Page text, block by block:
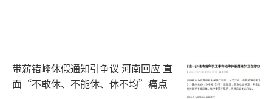
带薪错峰休假通知引争议 河南回应 直
面“不敢休、不能休、休不均”痛点